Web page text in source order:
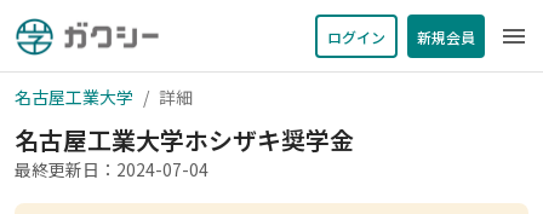
ログイン 新規会員 menu
名古屋工業大学 詳細
名古屋工業大学ホシザキ奨学金
最終更新日：2024-07-04